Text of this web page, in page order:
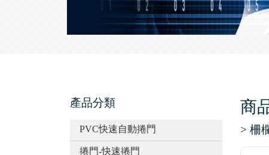
商
> 柵
產品分類
PVC快速自動捲門
捲門-快速捲門